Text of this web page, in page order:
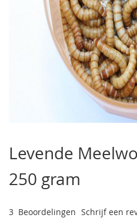
het
begin
van
de
gallerij
Levende
250 gram
3 Beoordelingen Schrijf een